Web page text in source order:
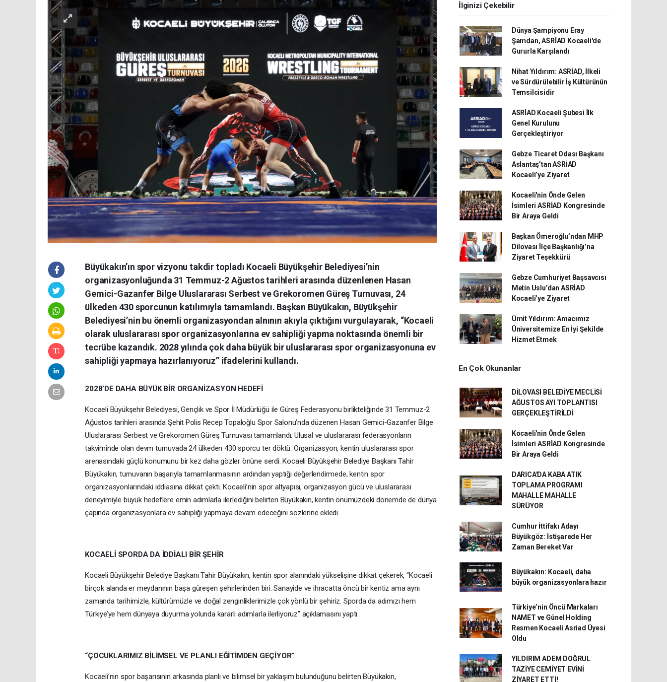
Büyükakın’ın spor vizyonu takdir topladı Kocaeli Büyükşehir Belediyesi’nin
organizasyonluğunda 31 Temmuz-2 Ağustos tarihleri arasında düzenlenen Hasan
Gemici-Gazanfer Bilge Uluslararası Serbest ve Grekoromen Güreş Turnuvası, 24
ülkeden 430 sporcunun katılımıyla tamamlandı. Başkan Büyükakın, Büyükşehir
Belediyesi’nin bu önemli organizasyondan alnının akıyla çıktığını vurgulayarak, “Kocaeli
olarak uluslararası spor organizasyonlarına ev sahipliği yapma noktasında önemli bir
tecrübe kazandık. 2028 yılında çok daha büyük bir uluslararası spor organizasyonuna ev
sahipliği yapmaya hazırlanıyoruz” ifadelerini kullandı.
2028’DE DAHA BÜYÜK BİR ORGANİZASYON HEDEFİ
Kocaeli Büyükşehir Belediyesi, Gençlik ve Spor İl Müdürlüğü ile Güreş Federasyonu birlikteliğinde 31 Temmuz-2
Ağustos tarihleri arasında Şehit Polis Recep Topaloğlu Spor Salonu’nda düzenen Hasan Gemici-Gazanfer Bilge
Uluslararası Serbest ve Grekoromen Güreş Turnuvası tamamlandı. Ulusal ve uluslararası federasyonların
takviminde olan devm turnuvada 24 ülkeden 430 sporcu ter döktü. Organizasyon, kentin uluslararası spor
arenasındaki güçlü konumunu bir kez daha gözler önüne serdi. Kocaeli Büyükşehir Belediye Başkanı Tahir
Büyükakın, turnuvanın başarıyla tamamlanmasının ardından yaptığı değerlendirmede, kentin spor
organizasyonlarındaki iddiasına dikkat çekti. Kocaeli’nin spor altyapısı, organizasyon gücü ve uluslararası
deneyimiyle büyük hedeflere emin adımlarla ilerlediğini belirten Büyükakın, kentin önümüzdeki dönemde de dünya
çapında organizasyonlara ev sahipliği yapmaya devam edeceğini sözlerine ekledi.
KOCAELİ SPORDA DA İDDİALI BİR ŞEHİR
Kocaeli Büyükşehir Belediye Başkanı Tahir Büyükakın, kentin spor alanındaki yükselişine dikkat çekerek, “Kocaeli
birçok alanda er meydanının başa güreşen şehirlerinden biri. Sanayide ve ihracatta öncü bir kentiz ama aynı
zamanda tarihimizle, kültürümüzle ve doğal zenginliklerimizle çok yönlü bir şehiriz. Sporda da adımızı hem
Türkiye’ye hem dünyaya duyurma yolunda kararlı adımlarla ilerliyoruz” açıklamasını yaptı.
“ÇOCUKLARIMIZ BİLİMSEL VE PLANLI EĞİTİMDEN GEÇİYOR”
Kocaeli’nin spor başarısının arkasında planlı ve bilimsel bir yaklaşım bulunduğunu belirten Büyükakın,
İlginizi Çekebilir
Dünya Şampiyonu Eray
Şamdan, ASRİAD Kocaeli'de
Gururla Karşılandı
Nihat Yıldırım: ASRİAD, İlkeli
ve Sürdürülebilir İş Kültürünün
Temsilcisidir
ASRİAD Kocaeli Şubesi İlk
Genel Kurulunu
Gerçekleştiriyor
Gebze Ticaret Odası Başkanı
Aslantaş’tan ASRİAD
Kocaeli’ye Ziyaret
Kocaeli'nin Önde Gelen
İsimleri ASRİAD Kongresinde
Bir Araya Geldi
Başkan Ömeroğlu’ndan MHP
Dilovası İlçe Başkanlığı’na
Ziyaret Teşekkürü
Gebze Cumhuriyet Başsavcısı
Metin Uslu’dan ASRİAD
Kocaeli’ye Ziyaret
Ümit Yıldırım: Amacımız
Üniversitemize En İyi Şekilde
Hizmet Etmek
En Çok Okunanlar
DİLOVASI BELEDİYE MECLİSİ
AĞUSTOS AYI TOPLANTISI
GERÇEKLEŞTİRİLDİ
Kocaeli'nin Önde Gelen
İsimleri ASRİAD Kongresinde
Bir Araya Geldi
DARICA'DA KABA ATIK
TOPLAMA PROGRAMI
MAHALLE MAHALLE
SÜRÜYOR
Cumhur İttifakı Adayı
Büyükgöz: İstişarede Her
Zaman Bereket Var
Büyükakın: Kocaeli, daha
büyük organizasyonlara hazır
Türkiye’nin Öncü Markaları
NAMET ve Günel Holding
Resmen Kocaeli Asriad Üyesi
Oldu
YILDIRIM ADEM DOĞRUL
TAZİYE CEMİYET EVİNİ
ZİYARET ETTİ!